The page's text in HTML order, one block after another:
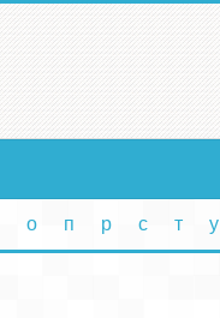
о п р с т у